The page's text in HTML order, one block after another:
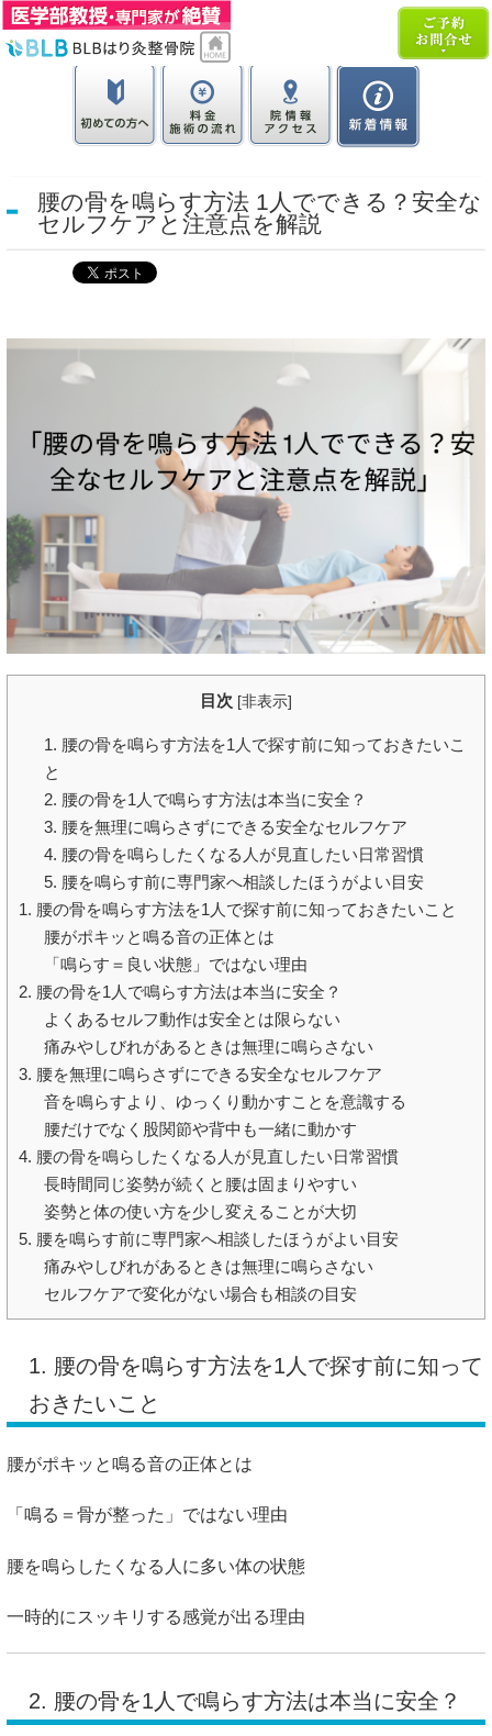
腰の骨を鳴らす方法 1人でできる？安全な
セルフケアと注意点を解説
目次 [非表示]
1. 腰の骨を鳴らす方法を1人で探す前に知っておきたいこ
と
2. 腰の骨を1人で鳴らす方法は本当に安全？
3. 腰を無理に鳴らさずにできる安全なセルフケア
4. 腰の骨を鳴らしたくなる人が見直したい日常習慣
5. 腰を鳴らす前に専門家へ相談したほうがよい目安
1. 腰の骨を鳴らす方法を1人で探す前に知っておきたいこと
腰がポキッと鳴る音の正体とは
「鳴らす＝良い状態」ではない理由
2. 腰の骨を1人で鳴らす方法は本当に安全？
よくあるセルフ動作は安全とは限らない
痛みやしびれがあるときは無理に鳴らさない
3. 腰を無理に鳴らさずにできる安全なセルフケア
音を鳴らすより、ゆっくり動かすことを意識する
腰だけでなく股関節や背中も一緒に動かす
4. 腰の骨を鳴らしたくなる人が見直したい日常習慣
長時間同じ姿勢が続くと腰は固まりやすい
姿勢と体の使い方を少し変えることが大切
5. 腰を鳴らす前に専門家へ相談したほうがよい目安
痛みやしびれがあるときは無理に鳴らさない
セルフケアで変化がない場合も相談の目安
1. 腰の骨を鳴らす方法を1人で探す前に知って
おきたいこと
腰がポキッと鳴る音の正体とは
「鳴る＝骨が整った」ではない理由
腰を鳴らしたくなる人に多い体の状態
一時的にスッキリする感覚が出る理由
2. 腰の骨を1人で鳴らす方法は本当に安全？